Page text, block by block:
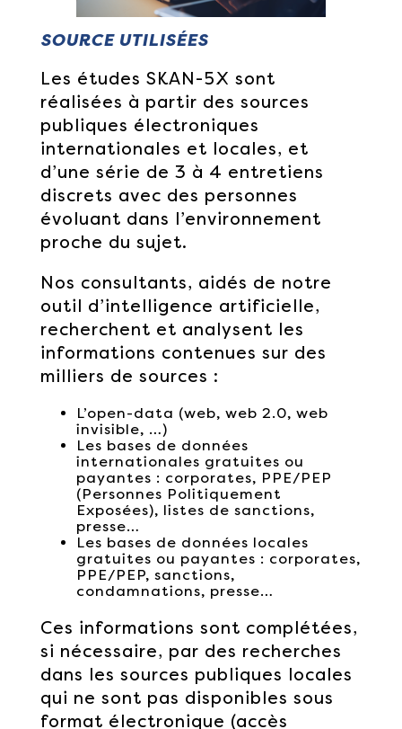
SOURCE UTILISÉES
Les études SKAN-5X sont
réalisées à partir des sources
publiques électroniques
internationales et locales, et
d’une série de 3 à 4 entretiens
discrets avec des personnes
évoluant dans l’environnement
proche du sujet.
Nos consultants, aidés de notre
outil d’intelligence artificielle,
recherchent et analysent les
informations contenues sur des
milliers de sources :
L’open-data (web, web 2.0, web
invisible, …)
Les bases de données
internationales gratuites ou
payantes : corporates, PPE/PEP
(Personnes Politiquement
Exposées), listes de sanctions,
presse…
Les bases de données locales
gratuites ou payantes : corporates,
PPE/PEP, sanctions,
condamnations, presse…
Ces informations sont complétées,
si nécessaire, par des recherches
dans les sources publiques locales
qui ne sont pas disponibles sous
format électronique (accès